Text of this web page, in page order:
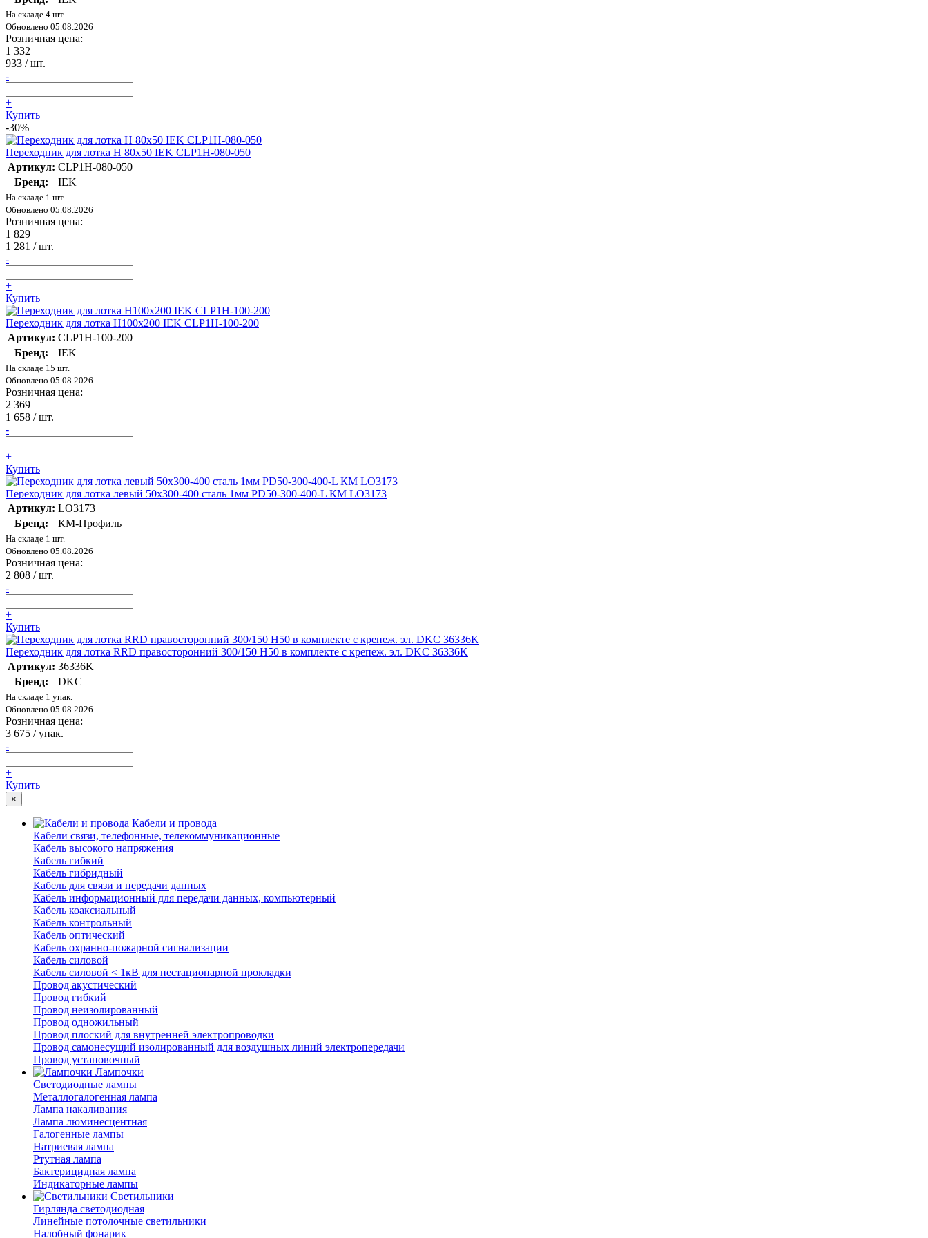
На складе 4 шт.
Обновлено 05.08.2026
Розничная цена:
1 332
933 / шт.
-
+
Купить
-30%
Переходник для лотка Н 80х50 IEK CLP1H-080-050
Артикул: CLP1H-080-050
Бренд:
IEK
На складе 1 шт.
Обновлено 05.08.2026
Розничная цена:
1 829
1 281 / шт.
-
+
Купить
Переходник для лотка Н100х200 IEK CLP1H-100-200
Артикул: CLP1H-100-200
Бренд:
IEK
На складе 15 шт.
Обновлено 05.08.2026
Розничная цена:
2 369
1 658 / шт.
-
+
Купить
Переходник для лотка левый 50х300-400 сталь 1мм PD50-300-400-L КМ LO3173
Артикул: LO3173
Бренд:
КМ-Профиль
На складе 1 шт.
Обновлено 05.08.2026
Розничная цена:
2 808 / шт.
-
+
Купить
Переходник для лотка RRD правосторонний 300/150 H50 в комплекте с крепеж. эл. DKC 36336K
Артикул: 36336K
Бренд:
DKC
На складе 1 упак.
Обновлено 05.08.2026
Розничная цена:
3 675 / упак.
-
+
Купить
×
Кабели и провода
Кабели связи, телефонные, телекоммуникационные
Кабель высокого напряжения
Кабель гибкий
Кабель гибридный
Кабель для связи и передачи данных
Кабель информационный для передачи данных, компьютерный
Кабель коаксиальный
Кабель контрольный
Кабель оптический
Кабель охранно-пожарной сигнализации
Кабель силовой
Кабель силовой < 1кВ для нестационарной прокладки
Провод акустический
Провод гибкий
Провод неизолированный
Провод одножильный
Провод плоский для внутренней электропроводки
Провод самонесущий изолированный для воздушных линий электропередачи
Провод установочный
Лампочки
Светодиодные лампы
Металлогалогенная лампа
Лампа накаливания
Лампа люминесцентная
Галогенные лампы
Натриевая лампа
Ртутная лампа
Бактерицидная лампа
Индикаторные лампы
Светильники
Гирлянда светодиодная
Линейные потолочные светильники
Налобный фонарик